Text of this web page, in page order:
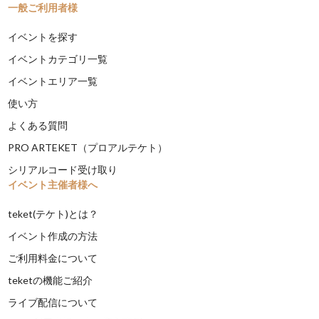
一般ご利用者様
イベントを探す
イベントカテゴリ一覧
イベントエリア一覧
使い方
よくある質問
PRO ARTEKET（プロアルテケト）
シリアルコード受け取り
イベント主催者様へ
teket(テケト)とは？
イベント作成の方法
ご利用料金について
teketの機能ご紹介
ライブ配信について